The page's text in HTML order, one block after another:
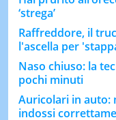
‘strega’
Raffreddore, il
l'ascella per
Naso chiuso: la
pochi minuti
Auricolari in auto:
indossi